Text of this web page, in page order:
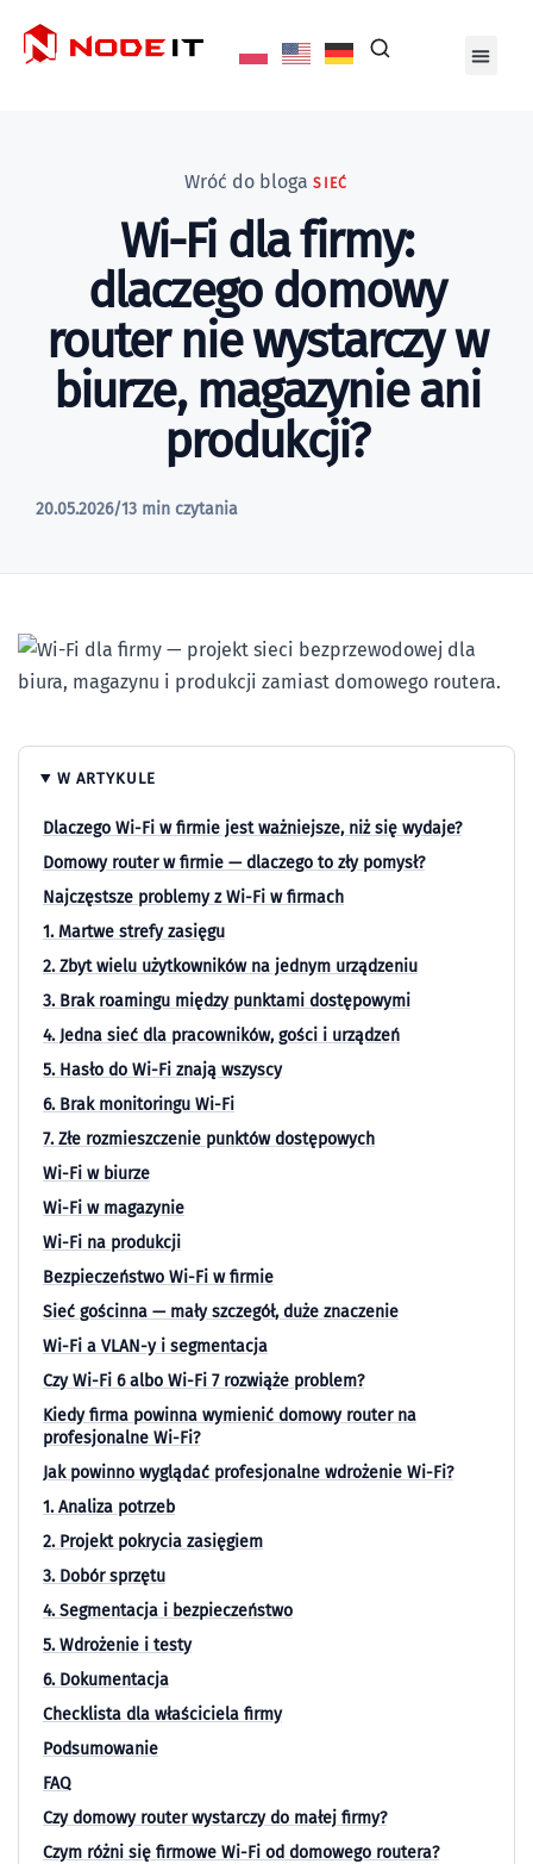
Wróć do blogaSIEĆ
Wi-Fi dla firmy:
dlaczego domowy
router nie wystarczy w
biurze, magazynie ani
produkcji?
20.05.2026/13 min czytania
W ARTYKULE
Dlaczego Wi-Fi w firmie jest ważniejsze, niż się wydaje?
Domowy router w firmie — dlaczego to zły pomysł?
Najczęstsze problemy z Wi-Fi w firmach
1. Martwe strefy zasięgu
2. Zbyt wielu użytkowników na jednym urządzeniu
3. Brak roamingu między punktami dostępowymi
4. Jedna sieć dla pracowników, gości i urządzeń
5. Hasło do Wi-Fi znają wszyscy
6. Brak monitoringu Wi-Fi
7. Złe rozmieszczenie punktów dostępowych
Wi-Fi w biurze
Wi-Fi w magazynie
Wi-Fi na produkcji
Bezpieczeństwo Wi-Fi w firmie
Sieć gościnna — mały szczegół, duże znaczenie
Wi-Fi a VLAN-y i segmentacja
Czy Wi-Fi 6 albo Wi-Fi 7 rozwiąże problem?
Kiedy firma powinna wymienić domowy router na
profesjonalne Wi-Fi?
Jak powinno wyglądać profesjonalne wdrożenie Wi-Fi?
1. Analiza potrzeb
2. Projekt pokrycia zasięgiem
3. Dobór sprzętu
4. Segmentacja i bezpieczeństwo
5. Wdrożenie i testy
6. Dokumentacja
Checklista dla właściciela firmy
Podsumowanie
FAQ
Czy domowy router wystarczy do małej firmy?
Czym różni się firmowe Wi-Fi od domowego routera?